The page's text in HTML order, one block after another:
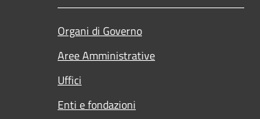
Organi di Governo
Aree Amministrative
Uffici
Enti e fondazioni